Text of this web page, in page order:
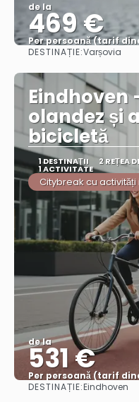
de la
469 €
Per persoană (tarif
DESTINAȚIE:Varșovia
Eindhoven
olandez și
bicicletă
1 DESTINAŢII 2 REȚEA
1 ACTIVITATE
Citybreak cu
de la
531 €
Per persoană (tarif
DESTINAȚIE:Eindhoven